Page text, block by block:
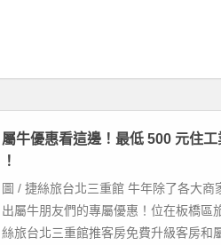
屬牛優惠看這邊！最低 500 元住
！
圖 / 捷絲旅台北三重館 牛年除了各大
出屬牛朋友們的專屬優惠！位在板橋
絲旅台北三重館推客房免費升級客房和